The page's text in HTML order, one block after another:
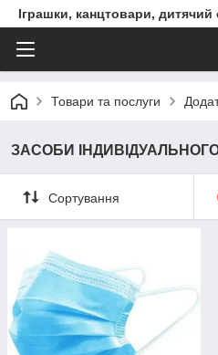
Іграшки, канцтовари, дитячий
Товари та послуги
ЗАСОБИ
Сортування